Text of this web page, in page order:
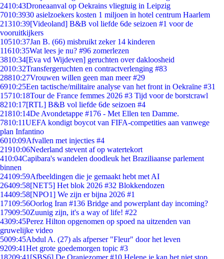
2410:43Droneaanval op Oekrains vliegtuig in Leipzig
7010:3930 asielzoekers kosten 1 miljoen in hotel centrum Haarlem
21310:39[Videoland] B&B vol liefde 6de seizoen #1 voor de
vooruitkijkers
10510:37Jan B. (66) misbruikt zeker 14 kinderen
11610:35Wat lees je nu? #96 zomerlezen
3810:34[Eva vd Wijdeven] geruchten over dakloosheid
2010:32Transfergeruchten en contractverlenging #83
28810:27Vrouwen willen geen man meer #29
6910:25Een tactische/militaire analyse van het front in Oekraïne #31
15710:18Tour de France femmes 2026 #3 Tijd voor de borstcrawl
8210:17[RTL] B&B vol liefde 6de seizoen #4
21810:14De Avondetappe #176 - Met Ellen ten Damme.
7810:11UEFA kondigt boycot van FIFA-competities aan vanwege
plan Infantino
6010:09Afvallen met injecties #4
21910:06Nederland stevent af op watertekort
410:04Capibara's wandelen doodleuk het Braziliaanse parlement
binnen
24109:59Afbeeldingen die je gemaakt hebt met AI
26409:58[NET5] Het blok 2026 #32 Blokkendozen
14409:58[NPO1] We zijn er bijna 2026 #1
17109:56Oorlog Iran #136 Bridge and powerplant day incoming?
17909:50Zuunig zijn, it's a way of life! #22
4309:45Perez Hilton opgenomen op spoed na uitzenden van
gruwelijke video
5009:45Abdul A. (27) als afperser "Fleur" door het leven
9209:41Het grote goedemorgen topic #3
18209:41 [SBS6] De Oranjezomer #10 Helene je kan het niet stop